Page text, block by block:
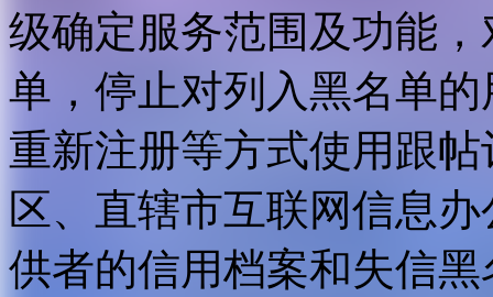
级确定服务范围及功能
单，停止对列入黑名单
重新注册等方式使用跟
区、直辖市互联网信息
供者的信用档案和失信